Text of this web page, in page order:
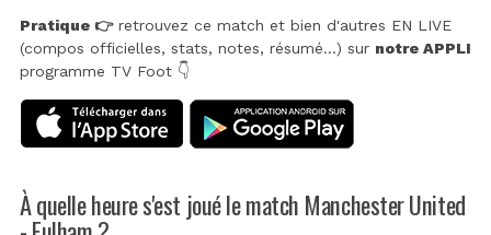
Pratique 👉retrouvez ce match et bien d'autres EN LIVE
(compos officielles, stats, notes, résumé...) sur notre APPLI
programme TV Foot 👇
À quelle heure s'est joué le match Manchester United